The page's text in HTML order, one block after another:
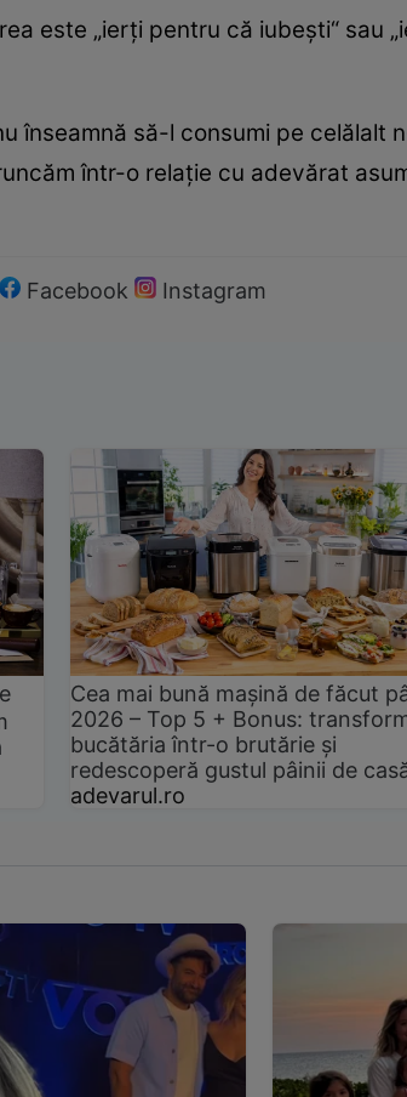
este „ierţi pentru că iubeşti“ sau
înseamnă să-l consumi pe celălalt
într-o relaţie cu adevărat
Facebook Instagram
Cea mai bună mașină de făcut
2026 – Top 5 + Bonus:
bucătăria într-o brutărie și
redescoperă gustul pâinii de
adevarul.ro